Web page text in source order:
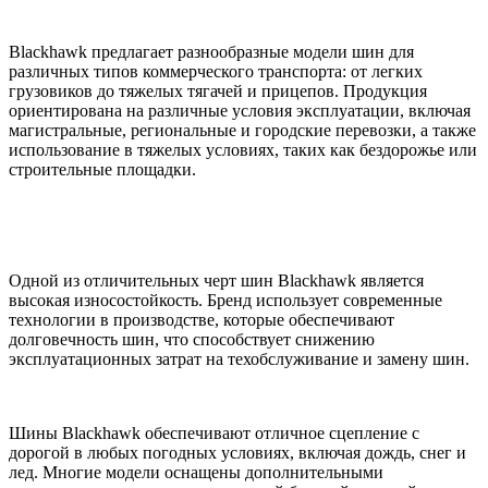
Blackhawk предлагает разнообразные модели шин для
различных типов коммерческого транспорта: от легких
грузовиков до тяжелых тягачей и прицепов. Продукция
ориентирована на различные условия эксплуатации, включая
магистральные, региональные и городские перевозки, а также
использование в тяжелых условиях, таких как бездорожье или
строительные площадки.
Одной из отличительных черт шин Blackhawk является
высокая износостойкость. Бренд использует современные
технологии в производстве, которые обеспечивают
долговечность шин, что способствует снижению
эксплуатационных затрат на техобслуживание и замену шин.
Шины Blackhawk обеспечивают отличное сцепление с
дорогой в любых погодных условиях, включая дождь, снег и
лед. Многие модели оснащены дополнительными